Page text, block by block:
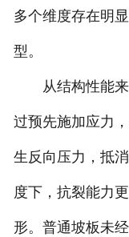
多个维度存在明
型。
从结构性能来
过预先施加应力
生反向压力，抵
度下，抗裂能力
形。普通坡板未